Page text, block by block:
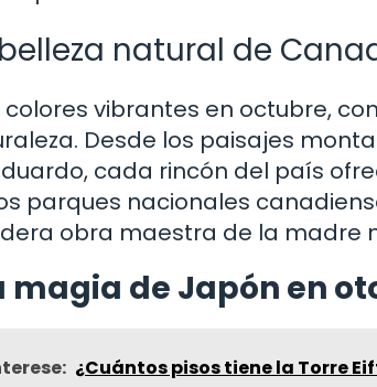
natural de
vibrantes en octubre,
Desde los paisajes
cada rincón del país
parques nacionales
obra maestra de la madre
de Japón en
¿Cuántos pisos tiene la Torre